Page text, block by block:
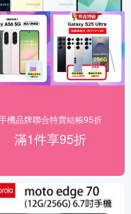
機品牌聯合特賣結帳95折
滿1件享95折